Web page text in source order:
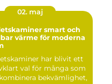
02. maj
smart och
värme för moderna
har blivit ett
val för många som
bekvämlighet,